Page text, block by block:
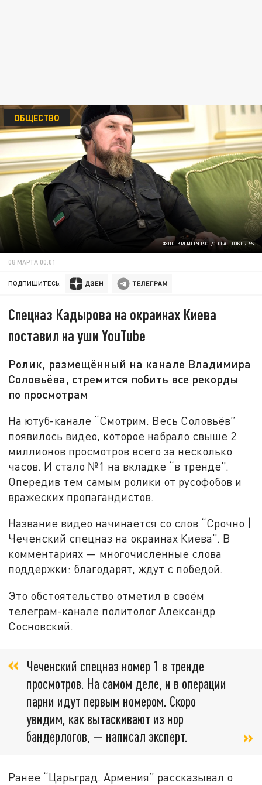
ФОТО: KREMLIN POOL/GLOBALLOOKPRESS
ОБЩЕСТВО
08 МАРТА 00:01
ПОДПИШИТЕСЬ:
Спецназ Кадырова на окраинах Киева
поставил на уши YouTube
Ролик, размещённый на канале Владимира
Соловьёва, стремится побить все рекорды
по просмотрам
На ютуб-канале “Смотрим. Весь Соловьёв”
появилось видео, которое набрало свыше 2
миллионов просмотров всего за несколько
часов. И стало №1 на вкладке “в тренде”.
Опередив тем самым ролики от русофобов и
вражеских пропагандистов.
Название видео начинается со слов “Срочно |
Чеченский спецназ на окраинах Киева”. В
комментариях — многочисленные слова
поддержки: благодарят, ждут с победой.
Это обстоятельство отметил в своём
телеграм-канале политолог Александр
Сосновский.
Чеченский спецназ номер 1 в тренде
просмотров. На самом деле, и в операции
парни идут первым номером. Скоро
увидим, как вытаскивают из нор
бандерлогов, — написал эксперт.
Ранее “Царьград. Армения” рассказывал о